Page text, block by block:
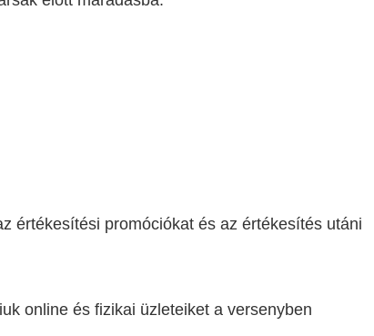
értékesítési promóciókat és az értékesítés utáni
online és fizikai üzleteiket a versenyben